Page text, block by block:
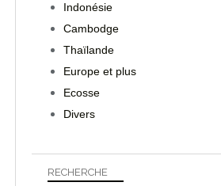
RECHERCHE
Indonésie
Cambodge
Thaïlande
Europe et plus
Ecosse
Divers